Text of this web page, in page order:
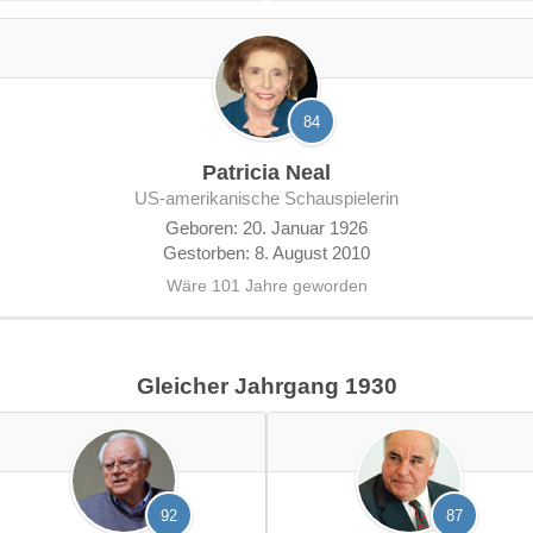
84
Patricia Neal
US-amerikanische Schauspielerin
Geboren: 20. Januar 1926
Gestorben: 8. August 2010
Wäre 101 Jahre geworden
Gleicher Jahrgang 1930
92 87